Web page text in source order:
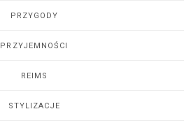
PRZYGODY
PRZYJEMNOŚCI
REIMS
STYLIZACJE